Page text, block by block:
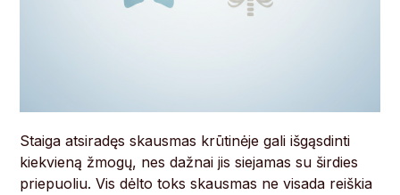
Staiga atsiradęs skausmas krūtinėje gali išgąsdinti
kiekvieną žmogų, nes dažnai jis siejamas su širdies
priepuoliu. Vis dėlto toks skausmas ne visada reiškia